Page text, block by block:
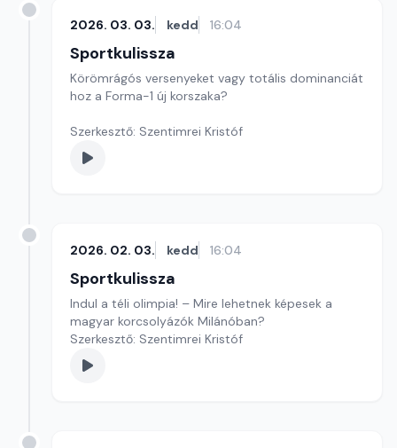
2026. 03. 03. kedd 16:04
Sportkulissza
Körömrágós versenyeket vagy totális dominanciát
hoz a Forma-1 új korszaka?
Szerkesztő: Szentimrei Kristóf
2026. 02. 03. kedd 16:04
Sportkulissza
Indul a téli olimpia! – Mire lehetnek képesek a
magyar korcsolyázók Milánóban?
Szerkesztő: Szentimrei Kristóf